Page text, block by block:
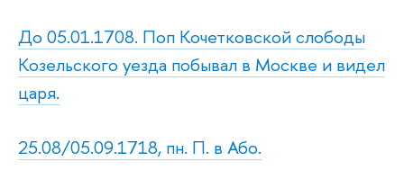
До 05.01.1708. Поп Кочетковской слободы
Козельского уезда побывал в Москве и видел
царя.
25.08/05.09.1718, пн. П. в Або.